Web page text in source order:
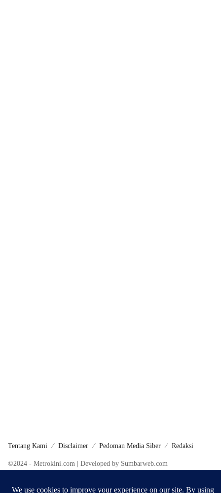
Tentang Kami Disclaimer Pedoman Media Siber Redaksi
©2024 - Metrokini.com | Developed by Sumbarweb.com